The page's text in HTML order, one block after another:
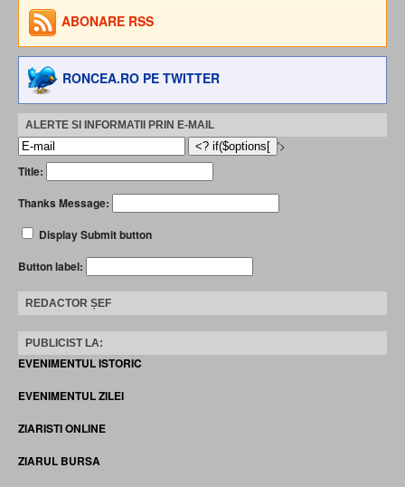
ABONARE RSS
RONCEA.RO PE TWITTER
ALERTE SI INFORMATII PRIN E-MAIL
'>
Title:
Thanks Message:
Display Submit button
Button label:
REDACTOR ȘEF
PUBLICIST LA:
EVENIMENTUL ISTORIC
EVENIMENTUL ZILEI
ZIARISTI ONLINE
ZIARUL BURSA